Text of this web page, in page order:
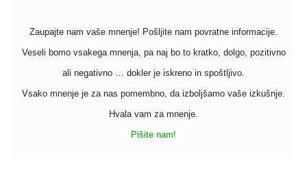
Zaupajte nam vaše mnenje! Pošljite nam povratne informacije.
Veseli bomo vsakega mnenja, pa naj bo to kratko, dolgo, pozitivno
ali negativno … dokler je iskreno in spoštljivo.
Vsako mnenje je za nas pomembno, da izboljšamo vaše izkušnje.
Hvala vam za mnenje.
Pišite nam!